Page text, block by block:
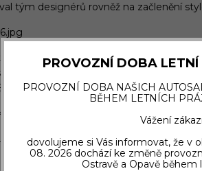
PROVOZNÍ DOBA
PROVOZNÍ DOBA NAŠICH
BĚHEM LETNÍCH
Vážení
dovolujeme si Vás informovat, že v
08. 2026 dochází ke změně
Ostravě a Opavě během
tým designérů rovněž na začlenění
i zadních světlech jsou
zelenožlutými prvky v barvě
a 508 SW PSE.
evidentně věnovali velkou